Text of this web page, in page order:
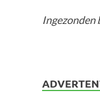
Ingezonden